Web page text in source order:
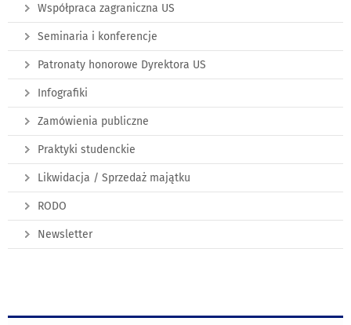
Współpraca zagraniczna US
Seminaria i konferencje
Patronaty honorowe Dyrektora US
Infografiki
Zamówienia publiczne
Praktyki studenckie
Likwidacja / Sprzedaż majątku
RODO
Newsletter